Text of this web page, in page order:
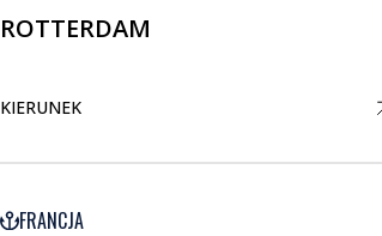
ROTTERDAM
KIERUNEK
FRANCJA